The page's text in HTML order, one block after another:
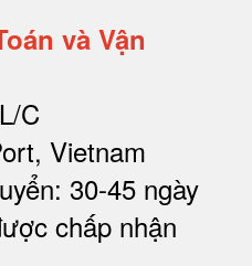
và Vận
C
Vietnam
30-45 ngày
chấp nhận